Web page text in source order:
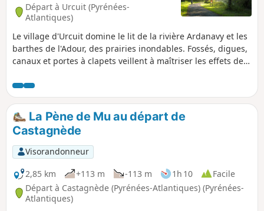
Départ à Urcuit (Pyrénées-
Atlantiques)
Le village d'Urcuit domine le lit de la rivière Ardanavy et les
barthes de l'Adour, des prairies inondables. Fossés, digues,
canaux et portes à clapets veillent à maîtriser les effets des
l'Adour et ses affluents. L'Ardanavy n'échappe pas à la règle,
et il n'est pas rare d'observer d'importants écarts de niveau
d'eau en quelques minutes, ou de voir le courant remonter
vers la partie amont de la rivière.Des barthes d'Alçouet,
pâturées par les chevaux, aux berges de l'Ardanavy, la
randonnée est très confortable, et ne se soucie guère des
humeurs des marées. Digues, voie cyclable et chemin de
halage se relaient, d'une rive à l'autre, pour vous
transporter dans une mosaïque de milieux naturels alliant
cours d'eau, prairies et boisements humides. Faune et flore
La Pène de Mu au départ de
Castagnède
Visorandonneur
2,85 km
+113 m -113 m 1h 10
Facile
Départ à Castagnède (Pyrénées-Atlantiques) (Pyrénées-
Atlantiques)